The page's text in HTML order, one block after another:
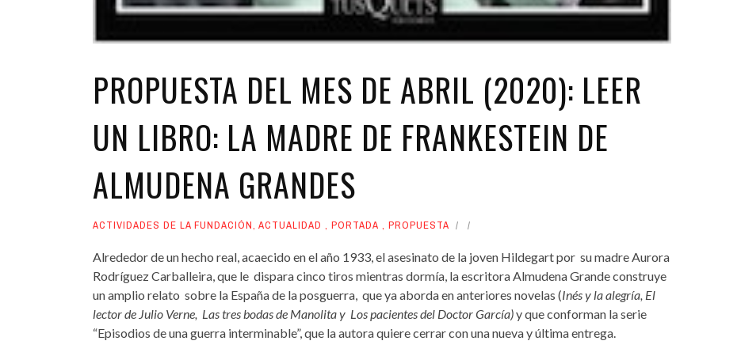
PROPUESTA DEL MES DE ABRIL (2020): LEER
UN LIBRO: LA MADRE DE FRANKESTEIN DE
ALMUDENA GRANDES
ACTIVIDADES DE LA FUNDACIÓN, ACTUALIDAD , PORTADA , PROPUESTA
Alrededor de un hecho real, acaecido en el año 1933, el asesinato de la joven Hildegart por su madre Aurora
Rodríguez Carballeira, que le dispara cinco tiros mientras dormía, la escritora Almudena Grande construye
un amplio relato sobre la España de la posguerra, que ya aborda en anteriores novelas (Inés y la alegría, El
lector de Julio Verne, Las tres bodas de Manolita y Los pacientes del Doctor García)y que conforman la serie
“Episodios de una guerra interminable”, que la autora quiere cerrar con una nueva y última entrega.